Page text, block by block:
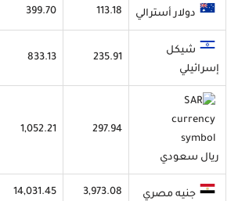
دولار أسترالي 113.18
399.70
شيكل
إسرائيلي
235.91
833.13
ريال سعودي
297.94
1,052.21
جنيه مصري 3,973.08
14,031.45